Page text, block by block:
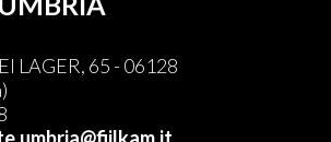
LAGER, 65 - 06128